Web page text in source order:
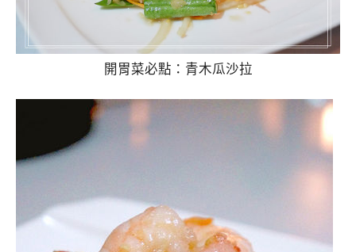
開胃菜必點：青木瓜沙拉